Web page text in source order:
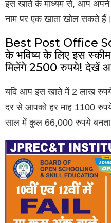
इस खाते के माध्यम से, आप
नाम पर एक खाता खोल सकते हैं।
Best Post Office
के भविष्य के लिए इस
मिलेंगे 2500 रुपये! देखें
यदि आप इस खाते में 2 लाख
दर से आपको हर माह 1100 रुपये
साल में कुल 66,000 रुपये